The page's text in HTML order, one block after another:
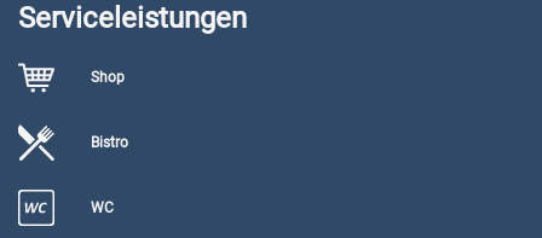
Serviceleistungen
Shop
Bistro
WC